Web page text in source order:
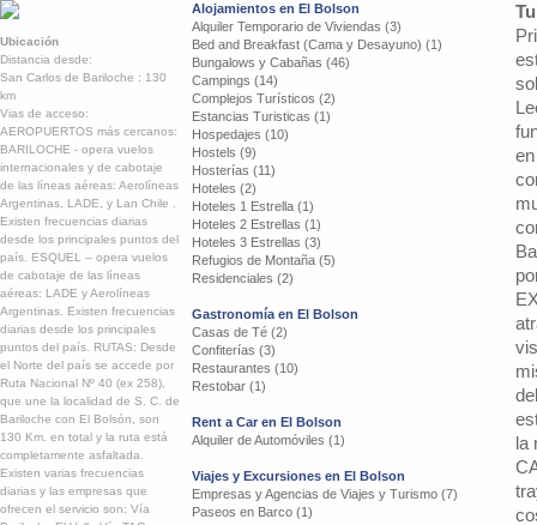
Ubicación
Distancia desde:
San Carlos de Bariloche : 130
km
Vias de acceso:
AEROPUERTOS más cercanos:
BARILOCHE - opera vuelos
internacionales y de cabotaje
de las líneas aéreas: Aerolíneas
Argentinas, LADE, y Lan Chile .
Existen frecuencias diarias
desde los principales puntos del
país. ESQUEL – opera vuelos
de cabotaje de las líneas
aéreas: LADE y Aerolíneas
Argentinas. Existen frecuencias
diarias desde los principales
puntos del país. RUTAS: Desde
el Norte del país se accede por
Ruta Nacional Nº 40 (ex 258),
que une la localidad de S. C. de
Bariloche con El Bolsón, son
130 Km. en total y la ruta está
completamente asfaltada.
Existen varias frecuencias
diarias y las empresas que
ofrecen el servicio son: Vía
Alojamientos en El Bolson
Alquiler Temporario de Viviendas (3)
Bed and Breakfast (Cama y Desayuno) (1)
Bungalows y Cabañas (46)
Campings (14)
Complejos Turísticos (2)
Estancias Turisticas (1)
Hospedajes (10)
Hostels (9)
Hosterías (11)
Hoteles (2)
Hoteles 1 Estrella (1)
Hoteles 2 Estrellas (1)
Hoteles 3 Estrellas (3)
Refugios de Montaña (5)
Residenciales (2)
Gastronomía en El Bolson
Casas de Té (2)
Confiterías (3)
Restaurantes (10)
Restobar (1)
Rent a Car en El Bolson
Alquiler de Automóviles (1)
Viajes y Excursiones en El Bolson
Empresas y Agencias de Viajes y Turismo (7)
Paseos en Barco (1)
la